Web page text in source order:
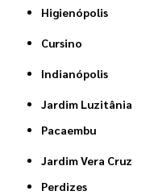
Higienópolis
Cursino
Indianópolis
Jardim Luzitânia
Pacaembu
Jardim Vera Cruz
Perdizes